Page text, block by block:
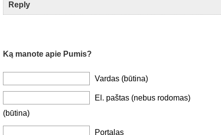
Reply
Ką manote apie Pumis?
Vardas (būtina)
El. paštas (nebus rodomas)
(būtina)
Portalas